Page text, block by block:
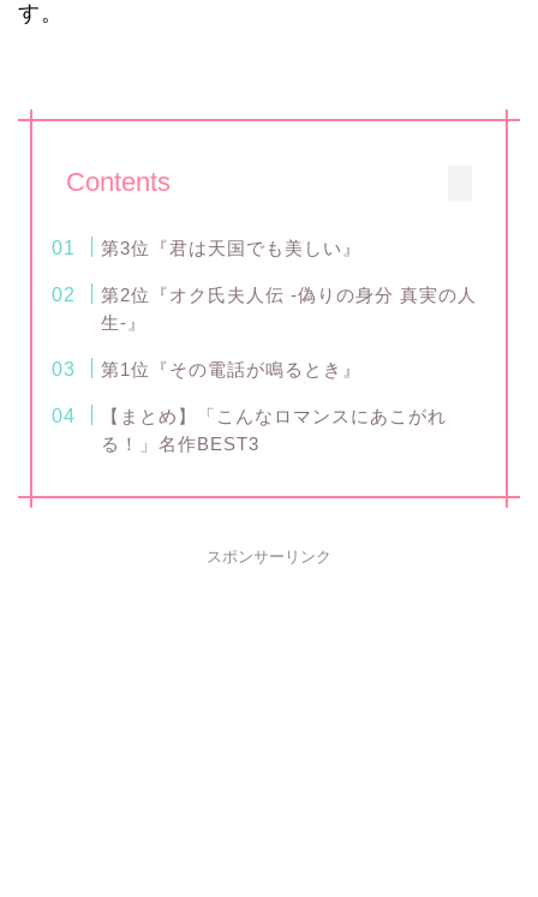
す。
Contents
第3位『君は天国でも美しい』
第2位『オク氏夫人伝 -偽りの身分 真実の人
生-』
第1位『その電話が鳴るとき』
【まとめ】「こんなロマンスにあこがれ
る！」名作BEST3
スポンサーリンク